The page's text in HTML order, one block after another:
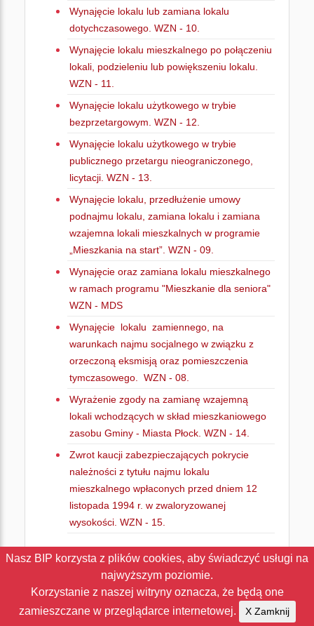
Wynajęcie lokalu lub zamiana lokalu
dotychczasowego. WZN - 10.
Wynajęcie lokalu mieszkalnego po połączeniu
lokali, podzieleniu lub powiększeniu lokalu.
WZN - 11.
Wynajęcie lokalu użytkowego w trybie
bezprzetargowym. WZN - 12.
Wynajęcie lokalu użytkowego w trybie
publicznego przetargu nieograniczonego,
licytacji. WZN - 13.
Wynajęcie lokalu, przedłużenie umowy
podnajmu lokalu, zamiana lokalu i zamiana
wzajemna lokali mieszkalnych w programie
„Mieszkania na start”. WZN - 09.
Wynajęcie oraz zamiana lokalu mieszkalnego
w ramach programu "Mieszkanie dla seniora"
WZN - MDS
Wynajęcie lokalu zamiennego, na
warunkach najmu socjalnego w związku z
orzeczoną eksmisją oraz pomieszczenia
tymczasowego. WZN - 08.
Wyrażenie zgody na zamianę wzajemną
lokali wchodzących w skład mieszkaniowego
zasobu Gminy - Miasta Płock. WZN - 14.
Zwrot kaucji zabezpieczających pokrycie
należności z tytułu najmu lokalu
mieszkalnego wpłaconych przed dniem 12
listopada 1994 r. w zwaloryzowanej
wysokości. WZN - 15.
Nasz BIP korzysta z plików cookies, aby świadczyć usługi na
najwyższym poziomie.
Korzystanie z naszej witryny oznacza, że będą one
zamieszczane w przeglądarce internetowej.
X Zamknij